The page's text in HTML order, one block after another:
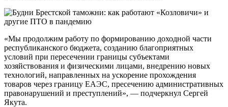
«Мы продолжим работу по формированию доходной части
республиканского бюджета, созданию благоприятных
условий при пересечении границы субъектами
хозяйствования и физическими лицами, внедрению новых
технологий, направленных на ускорение прохождения
товаров через границу ЕАЭС, пресечению административных
правонарушений и преступлений», — подчеркнул Сергей
Якута.